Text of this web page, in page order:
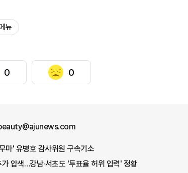
뉴
0 0
마' 유병호 감사위원 구속기소
압색…강남·서초도 '투표율 허위 입력' 정황